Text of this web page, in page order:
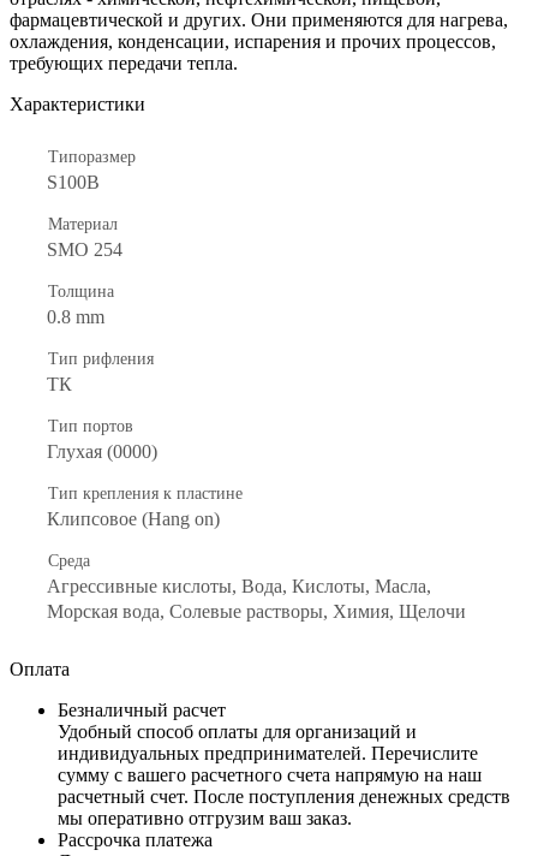
фармацевтической и других. Они применяются для нагрева,
охлаждения, конденсации, испарения и прочих процессов,
требующих передачи тепла.
Характеристики
Типоразмер
S100B
Материал
SMO 254
Толщина
0.8 mm
Тип рифления
ТК
Тип портов
Глухая (0000)
Тип крепления к пластине
Клипсовое (Hang on)
Среда
Агрессивные кислоты, Вода, Кислоты, Масла,
Морская вода, Солевые растворы, Химия, Щелочи
Оплата
Безналичный расчет
Удобный способ оплаты для организаций и
индивидуальных предпринимателей. Перечислите
сумму с вашего расчетного счета напрямую на наш
расчетный счет. После поступления денежных средств
мы оперативно отгрузим ваш заказ.
Рассрочка платежа